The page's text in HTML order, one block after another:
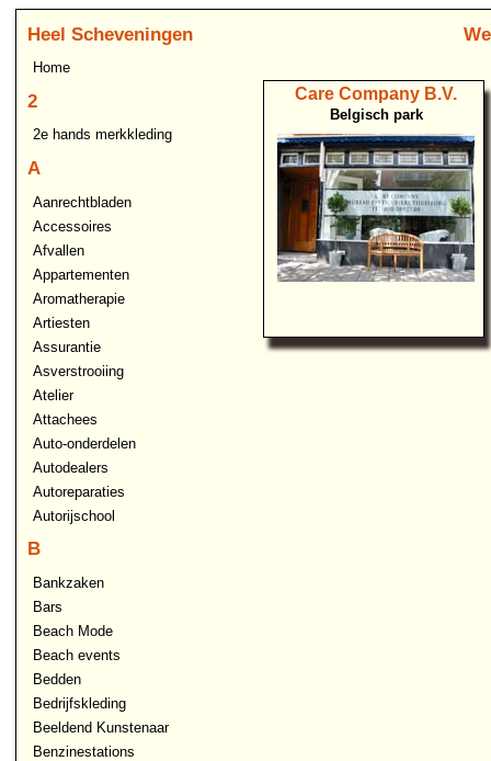
Heel Scheveningen
Home
2
2e hands merkkleding
A
Aanrechtbladen
Accessoires
Afvallen
Appartementen
Aromatherapie
Artiesten
Assurantie
Asverstrooiing
Atelier
Attachees
Auto-onderdelen
Autodealers
Autoreparaties
Autorijschool
B
Bankzaken
Bars
Beach Mode
Beach events
Bedden
Bedrijfskleding
Beeldend Kunstenaar
Benzinestations
Care Company B.V.
Belgisch park